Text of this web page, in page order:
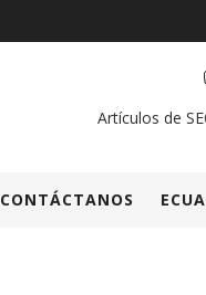
Artículos de
CONTÁCTANOS